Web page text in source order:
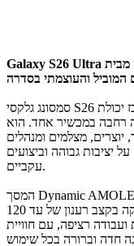
Galaxy S26 Ultra מבית Samsung - חוויית AI פורצת דרך, מערכת
המוביל והעוצמתי בסדרה
סמסונג גלקסי S26 אולטרה נבנה כמכשיר עבודה מתקדם שמרכז יכולת
רחבה במכשיר אחד. הוא
מצלמים ומנהלים
יציבות גבוהה וביצועים
עקביים.
המסך Dynamic AMOLED 2X בגודל ‎6.9‎ אינץ’ מציג שטח עבודה רחב
וברור, עם צבעים מדויקים ותנועה חלקה בקצב רענון של עד 120Hz.
רציפה, עם חוויית